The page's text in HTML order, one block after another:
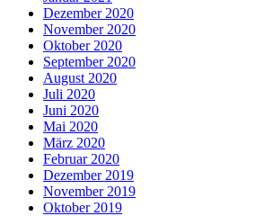
Dezember 2020
November 2020
Oktober 2020
September 2020
August 2020
Juli 2020
Juni 2020
Mai 2020
März 2020
Februar 2020
Dezember 2019
November 2019
Oktober 2019